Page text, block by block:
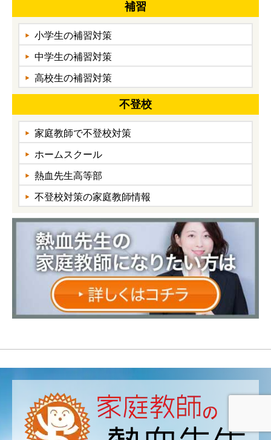
補習
小学生の補習対策
中学生の補習対策
高校生の補習対策
不登校
家庭教師で不登校対策
ホームスクール
熱血先生高等部
不登校対策の家庭教師情報